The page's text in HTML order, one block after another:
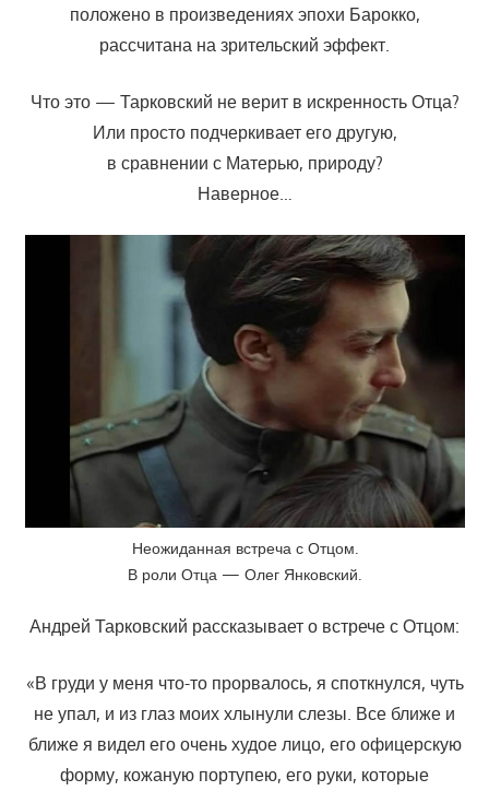
положено в произведениях эпохи Барокко,
рассчитана на зрительский эффект.
Что это — Тарковский не верит в искренность Отца?
Или просто подчеркивает его другую,
в сравнении с Матерью, природу?
Наверное…
Неожиданная встреча с Отцом.
В роли Отца — Олег Янковский.
Андрей Тарковский рассказывает о встрече с Отцом:
«В груди у меня что-то прорвалось, я споткнулся, чуть
не упал, и из глаз моих хлынули слезы. Все ближе и
ближе я видел его очень худое лицо, его офицерскую
форму, кожаную портупею, его руки, которые